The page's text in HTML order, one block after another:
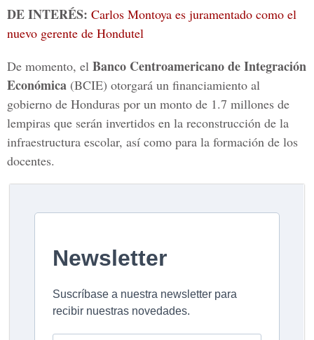
DE INTERÉS: Carlos Montoya es juramentado como el
nuevo gerente de Hondutel
De momento, el Banco Centroamericano de Integración
Económica (BCIE) otorgará un financiamiento al
gobierno de Honduras por un monto de 1.7 millones de
lempiras que serán invertidos en la reconstrucción de la
infraestructura escolar, así como para la formación de los
docentes.